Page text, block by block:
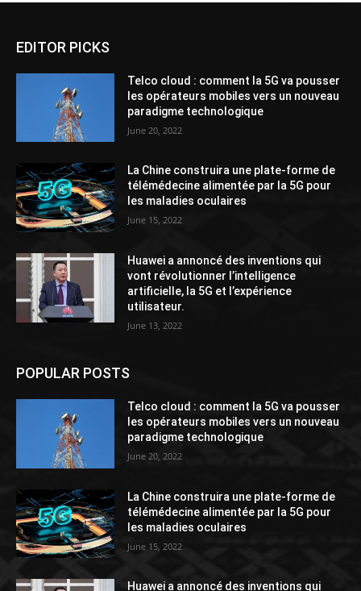
EDITOR PICKS
Telco cloud : comment la 5G va pousser
les opérateurs mobiles vers un nouveau
paradigme technologique
June 20, 2022
La Chine construira une plate-forme de
télémédecine alimentée par la 5G pour
les maladies oculaires
June 15, 2022
Huawei a annoncé des inventions qui
vont révolutionner l’intelligence
artificielle, la 5G et l’expérience
utilisateur.
June 13, 2022
POPULAR POSTS
Telco cloud : comment la 5G va pousser
les opérateurs mobiles vers un nouveau
paradigme technologique
June 20, 2022
La Chine construira une plate-forme de
télémédecine alimentée par la 5G pour
les maladies oculaires
June 15, 2022
Huawei a annoncé des inventions qui